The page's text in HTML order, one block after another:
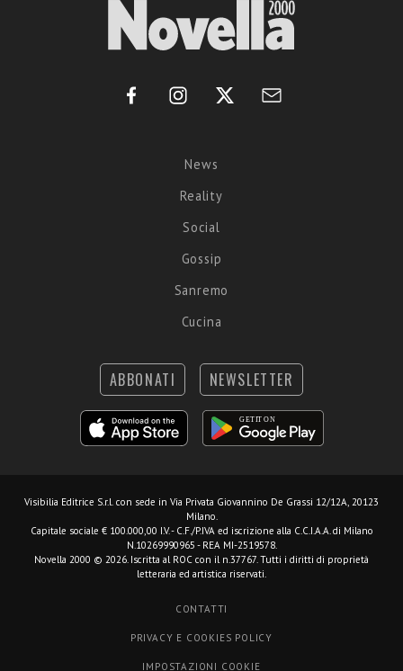
News
Reality
Social
Gossip
Sanremo
Cucina
ABBONATI NEWSLETTER
Visibilia Editrice S.r.l. con sede in Via Privata Giovannino De Grassi 12/12A, 20123
Milano.
Capitale sociale € 100.000,00 I.V. - C.F./P.IVA ed iscrizione alla C.C.I.A.A. di Milano
N.10269990965 - REA MI-2519578.
Novella 2000 © 2026. Iscritta al ROC con il n.37767. Tutti i diritti di proprietà
letteraria ed artistica riservati.
CONTATTI
PRIVACY E COOKIES POLICY
IMPOSTAZIONI COOKIE